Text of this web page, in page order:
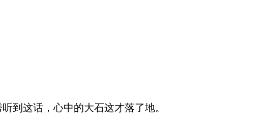
到这话，心中的大石这才落了地。